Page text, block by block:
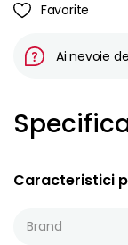
Favorite
Ai nevoie
Caracteristici
Brand